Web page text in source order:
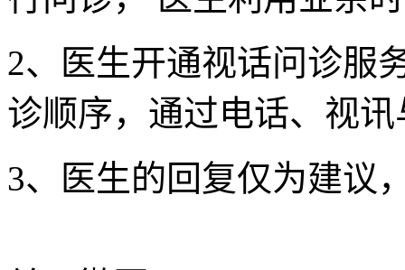
2、医生开通视话问诊服
诊顺序，通过电话、视
3、医生的回复仅为建议